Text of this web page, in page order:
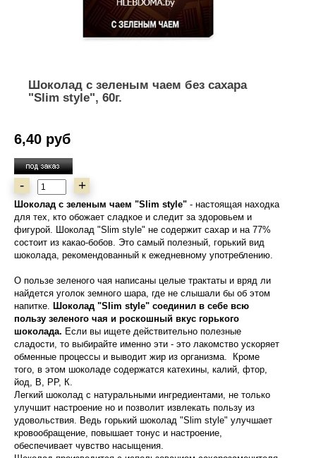
Шоколад с зеленым чаем без сахара
"Slim style", 60г.
6,40 руб
- +
Шоколад с зеленым чаем "Slim style" - настоящая находка
для тех, кто обожает сладкое и следит за здоровьем и
фигурой. Шоколад "Slim style" не содержит сахар и на 77%
состоит из какао-бобов. Это самый полезный, горький вид
шоколада, рекомендованный к ежедневному употреблению.
О пользе зеленого чая написаны целые трактаты и вряд ли
найдется уголок земного шара, где не слышали бы об этом
напитке. Шоколад "Slim style" соединил в себе всю
пользу зеленого чая и роскошный вкус горького
шоколада. Если вы ищете действительно полезные
сладости, то выбирайте именно эти - это лакомство ускоряет
обменные процессы и выводит жир из организма. Кроме
того, в этом шоколаде содержатся катехины, калий, фтор,
йод, В, РР, К.
Легкий шоколад с натуральными ингредиентами, не только
улучшит настроение но и позволит извлекать пользу из
удовольствия. Ведь горький шоколад "Slim style" улучшает
кровообращение, повышает тонус и настроение,
обеспечивает чувство насыщения.